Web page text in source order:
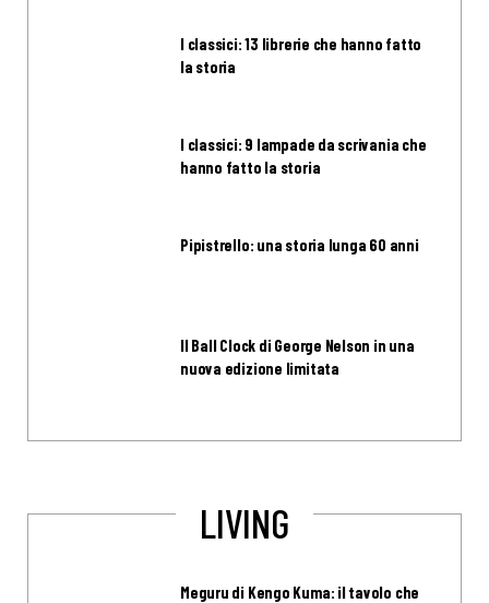
I classici: 13 librerie che hanno fatto
la storia
I classici: 9 lampade da scrivania che
hanno fatto la storia
Pipistrello: una storia lunga 60 anni
Il Ball Clock di George Nelson in una
nuova edizione limitata
LIVING
Meguru di Kengo Kuma: il tavolo che